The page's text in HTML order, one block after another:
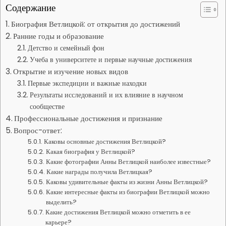
Содержание
Биография Ветлицкой: от открытия до достижений
Ранние годы и образование
Детство и семейный фон
Учеба в университете и первые научные достижения
Открытие и изучение новых видов
Первые экспедиции и важные находки
Результаты исследований и их влияние в научном
сообществе
Профессиональные достижения и признание
Вопрос-ответ:
Каковы основные достижения Ветлицкой?
Какая биография у Ветлицкой?
Какие фотографии Анны Ветлицкой наиболее известные?
Какие награды получила Ветлицкая?
Каковы удивительные факты из жизни Анны Ветлицкой?
Какие интересные факты из биографии Ветлицкой можно
выделить?
Какие достижения Ветлицкой можно отметить в ее
карьере?